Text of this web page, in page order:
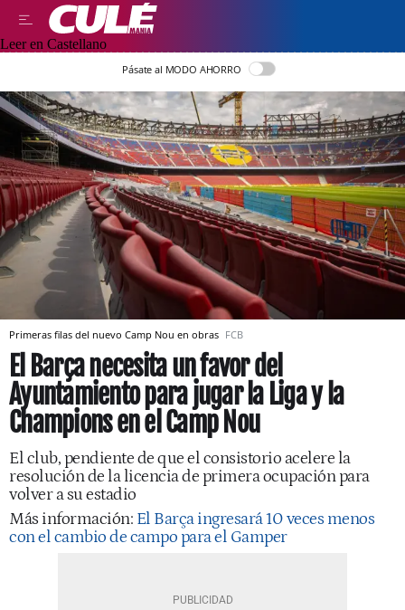
Leer en Castellano
Pásate al MODO AHORRO
Primeras filas del nuevo Camp Nou en obras FCB
El Barça necesita un favor del
Ayuntamiento para jugar la Liga y la
Champions en el Camp Nou
El club, pendiente de que el consistorio acelere la
resolución de la licencia de primera ocupación para
volver a su estadio
Más información: El Barça ingresará 10 veces menos
con el cambio de campo para el Gamper